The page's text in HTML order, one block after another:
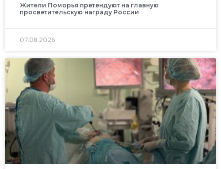
Жители Поморья претендуют на главную
просветительскую награду России
07.08.2026